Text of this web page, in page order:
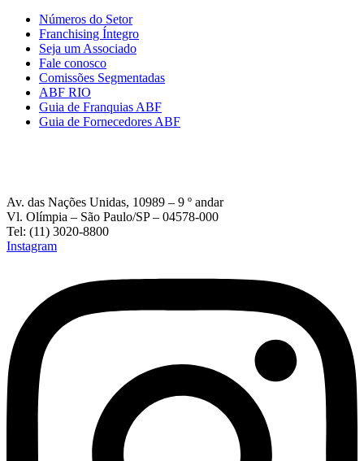
Números do Setor
Franchising Íntegro
Seja um Associado
Fale conosco
Comissões Segmentadas
ABF RIO
Guia de Franquias ABF
Guia de Fornecedores ABF
Av. das Nações Unidas, 10989 – 9 º andar
Vl. Olímpia – São Paulo/SP – 04578-000
Tel: (11) 3020-8800
Instagram